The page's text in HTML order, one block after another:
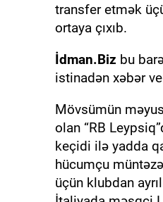
transfer etmək
ortaya çıxıb.
İdman.Biz bu
istinadən xəbər
Mövsümün
olan “RB
keçidi ilə yadda
hücumçu
üçün klubdan